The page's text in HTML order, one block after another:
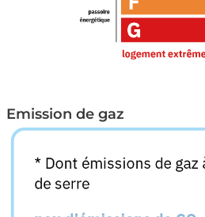
Emission de gaz